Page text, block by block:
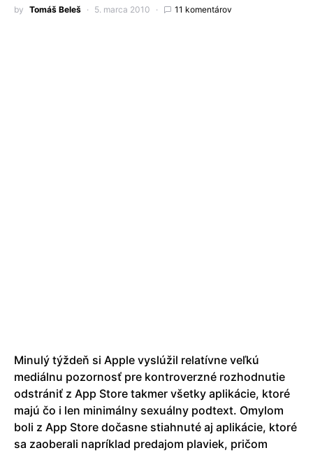
by Tomáš Beleš 5. marca 2010 11 komentárov
Minulý týždeň si Apple vyslúžil relatívne veľkú
mediálnu pozornosť pre kontroverzné rozhodnutie
odstrániť z App Store takmer všetky aplikácie, ktoré
majú čo i len minimálny sexuálny podtext. Omylom
boli z App Store dočasne stiahnuté aj aplikácie, ktoré
sa zaoberali napríklad predajom plaviek, pričom